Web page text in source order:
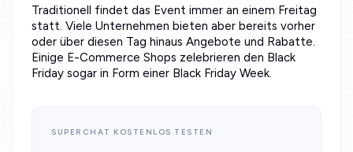
Traditionell findet das Event immer an einem Freitag
statt. Viele Unternehmen bieten aber bereits vorher
oder über diesen Tag hinaus Angebote und Rabatte.
Einige E-Commerce Shops zelebrieren den Black
Friday sogar in Form einer Black Friday Week.
SUPERCHAT KOSTENLOS TESTEN